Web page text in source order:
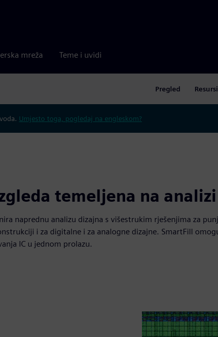
mreža Teme i uvidi
Pregled Resursi
Umjesto toga, pogledaj na engleskom?
temeljena na analizi
naprednu analizu dizajna s višestrukim rješenjima za
i za digitalne i za analogne dizajne. SmartFill
IC u jednom prolazu.